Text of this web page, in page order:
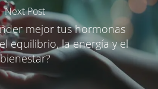
Next Post
mejor tus hormonas
equilibrio, la energía y el
bienestar?